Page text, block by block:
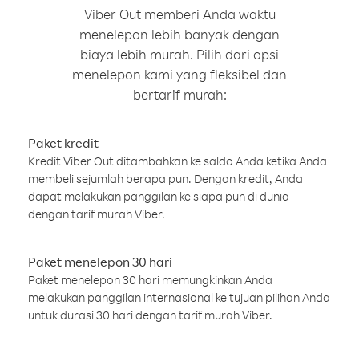
Viber Out memberi Anda waktu
menelepon lebih banyak dengan
biaya lebih murah. Pilih dari opsi
menelepon kami yang fleksibel dan
bertarif murah:
Paket kredit
Kredit Viber Out ditambahkan ke saldo Anda ketika Anda
membeli sejumlah berapa pun. Dengan kredit, Anda
dapat melakukan panggilan ke siapa pun di dunia
dengan tarif murah Viber.
Paket menelepon 30 hari
Paket menelepon 30 hari memungkinkan Anda
melakukan panggilan internasional ke tujuan pilihan Anda
untuk durasi 30 hari dengan tarif murah Viber.